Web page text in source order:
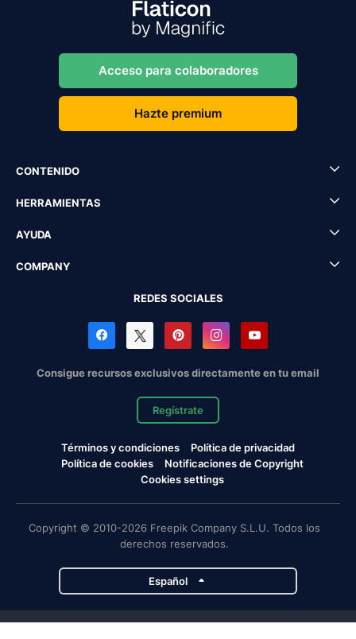
Acceso para colaboradores
Hazte premium
CONTENIDO
HERRAMIENTAS
AYUDA
COMPANY
REDES SOCIALES
Consigue recursos exclusivos directamente en tu email
Regístrate
Términos y condiciones
Política de privacidad
Política de cookies
Notificaciones de Copyright
Cookies settings
Copyright © 2010-2026 Freepik Company S.L.U. Todos los
derechos reservados.
Español